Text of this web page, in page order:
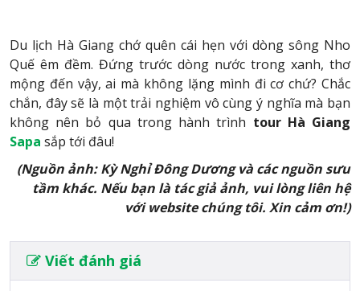
Du lịch Hà Giang chớ quên cái hẹn với dòng sông Nho
Quế êm đềm. Đứng trước dòng nước trong xanh, thơ
mộng đến vậy, ai mà không lặng mình đi cơ chứ? Chắc
chắn, đây sẽ là một trải nghiệm vô cùng ý nghĩa mà bạn
không nên bỏ qua trong hành trình tour Hà Giang
Sapa sắp tới đâu!
(Nguồn ảnh: Kỳ Nghỉ Đông Dương và các nguồn sưu
tầm khác. Nếu bạn là tác giả ảnh, vui lòng liên hệ
với website chúng tôi. Xin cảm ơn!)
Viết đánh giá